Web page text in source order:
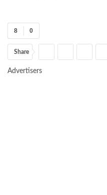
0
8
Share
Advertisers